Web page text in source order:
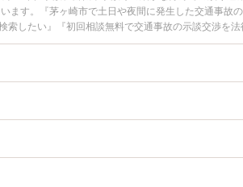
ます。『茅ヶ崎市で土日や夜間に発生した交通事故
索したい』『初回相談無料で交通事故の示談交渉を